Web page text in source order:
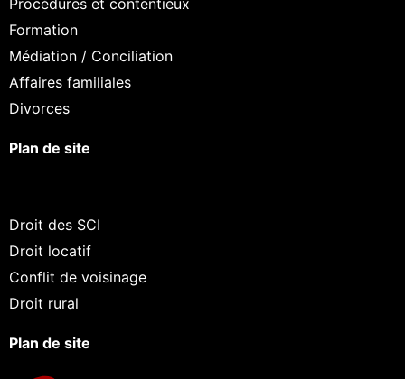
Formation
Médiation / Conciliation
Affaires familiales
Divorces
Plan de site
Droit des SCI
Droit locatif
Conflit de voisinage
Droit rural
Plan de site